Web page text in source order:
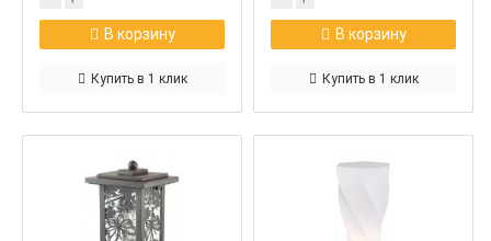
В корзину
Купить в 1 клик
В корзину
Купить в 1 клик